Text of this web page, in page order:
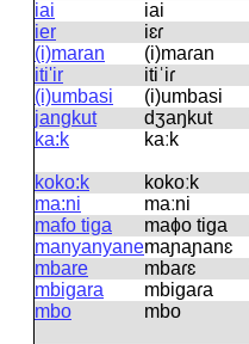
iai
iai
ier
iɛɾ
(i)maran
(i)maɾan
iti'ir
itiˈiɾ
(i)umbasi
(i)umbasi
jangkut
dʒaŋkut
ka:k
kaːk
koko:k
kokoːk
ma:ni
maːni
mafo tiga
maɸo tiɡa
manyanyanemaɲaɲanɛ
mbare
mbaɾɛ
mbigara
mbiɡaɾa
mbo
mbo